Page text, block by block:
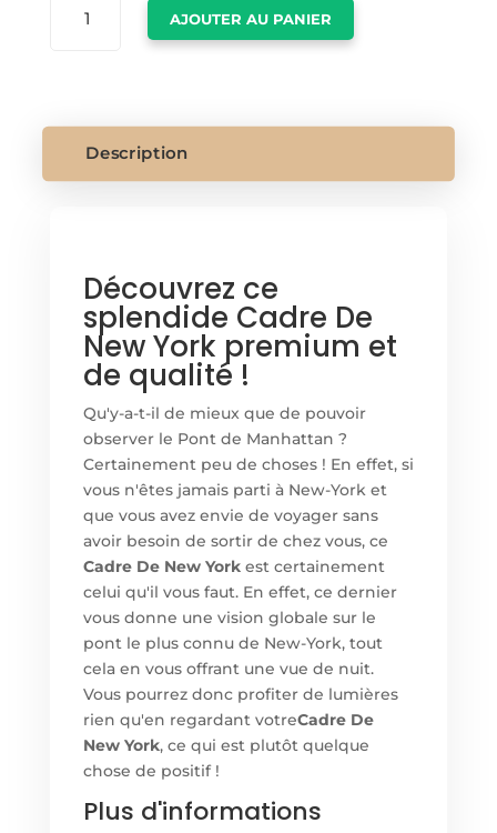
YORK
AJOUTER AU PANIER
Description
Découvrez ce
splendide Cadre De
New York premium et
de qualité !
Qu'y-a-t-il de mieux que de pouvoir
observer le Pont de Manhattan ?
Certainement peu de choses ! En effet, si
vous n'êtes jamais parti à New-York et
que vous avez envie de voyager sans
avoir besoin de sortir de chez vous, ce
Cadre De New Yorkest certainement
celui qu'il vous faut. En effet, ce dernier
vous donne une vision globale sur le
pont le plus connu de New-York, tout
cela en vous offrant une vue de nuit.
Vous pourrez donc profiter de lumières
rien qu'en regardant votreCadre De
New York, ce qui est plutôt quelque
chose de positif !
Plus d'informations